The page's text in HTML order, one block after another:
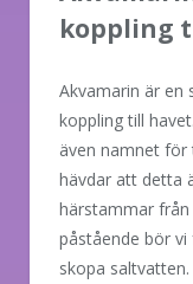
koppling
Akvamarin är en
koppling till
även namnet för
hävdar att detta
härstammar
påstående bör
skopa saltvatten.